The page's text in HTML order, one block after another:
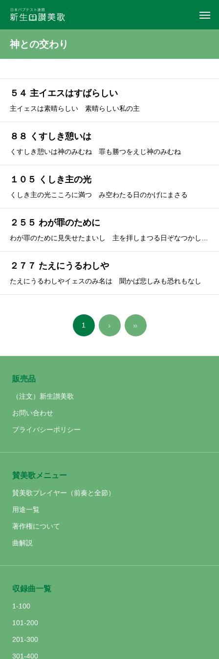
神との交わり
５４ 主イエスはすばらしい
主イェスは素晴らしい 素晴らしい私の主
８８ くすしき憩いは
くすしき憩いは神のみむね 罪も勝つをえじ神のみむね
１０５ くしき主の光
くしき主の光こころに満つ み空わたる日のかげにまさる
２５５ わが罪のために
２７７ たえにうるわしや
たえにうるわしやイェスのみ名は 聞かば悲しみも恐れもなし
1
販売品
（注文）新生讃美歌
お問い合わせ
プライバシーポリシー
賛美歌メニュー
賛美歌プレイヤー（前奏と全節）
用途一覧
著作権について
曲解説
収録曲一覧
1-100
101-200
201-300
301-400